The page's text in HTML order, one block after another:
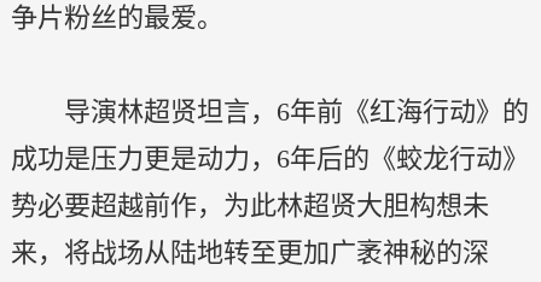
争片粉丝的最爱。
导演林超贤坦言，6年前《红海行动》的
成功是压力更是动力，6年后的《蛟龙行动》
势必要超越前作，为此林超贤大胆构想未
来，将战场从陆地转至更加广袤神秘的深